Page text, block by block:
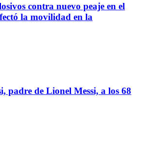
contra nuevo peaje en el
la movilidad en la
padre de Lionel Messi, a los 68